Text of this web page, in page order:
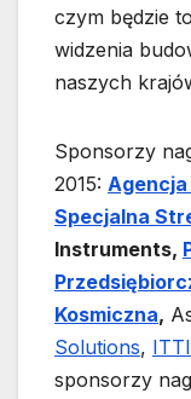
czym będzie
widzenia
naszych
Sponsorzy
2015: Agencja
Specjalna
Instruments,
Kosmiczna,
Solutions, ITTI
sponsorzy